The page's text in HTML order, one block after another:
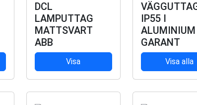
DCL
LAMPUTTAG
MATTSVART
ABB
Visa
IP55 I
GARANT
Visa alla